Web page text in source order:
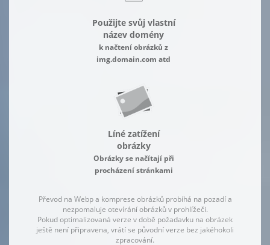
Použijte svůj vlastní
název domény
k načtení obrázků z
img.domain.com atd
Líné zatížení
obrázky
Obrázky se načítají při
procházení stránkami
Převod na Webp a komprese obrázků probíhá na pozadí a
nezpomaluje otevírání obrázků v prohlížeči.
Pokud optimalizovaná verze v době požadavku na obrázek
ještě není připravena, vrátí se původní verze bez jakéhokoli
zpracování.